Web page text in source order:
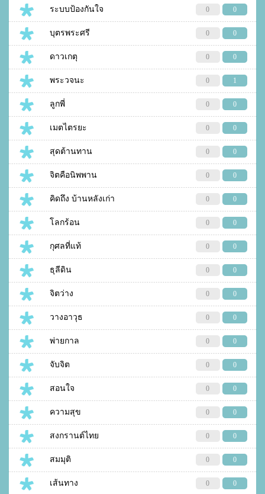
ระบบป้องกันใจ 0 0
บุตรพระศรี 0 0
ดาวเกตุ 0 0
พระวจนะ 0 1
ลูกพี่ 0 0
เมตไตรยะ 0 0
สุดต้านทาน 0 0
จิตคือนิพพาน 0 0
คิดถึง บ้านหลังเก่า 0 0
โลกร้อน 0 0
กุศลที่แท้ 0 0
ธุลีดิน 0 0
จิตว่าง 0 0
วางอาวุธ 0 0
พ่ายกาล 0 0
จับจิต 0 0
สอนใจ 0 0
ความสุข 0 0
สงกรานต์ไทย 0 0
สมมุติ 0 0
เส้นทาง 0 0